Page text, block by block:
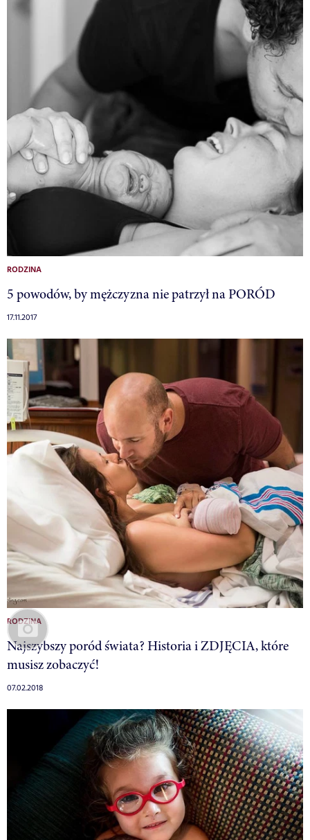
RODZINA
5 powodów, by mężczyzna nie patrzył na PORÓD
17.11.2017
RODZINA
Najszybszy poród świata? Historia i ZDJĘCIA, które
musisz zobaczyć!
07.02.2018